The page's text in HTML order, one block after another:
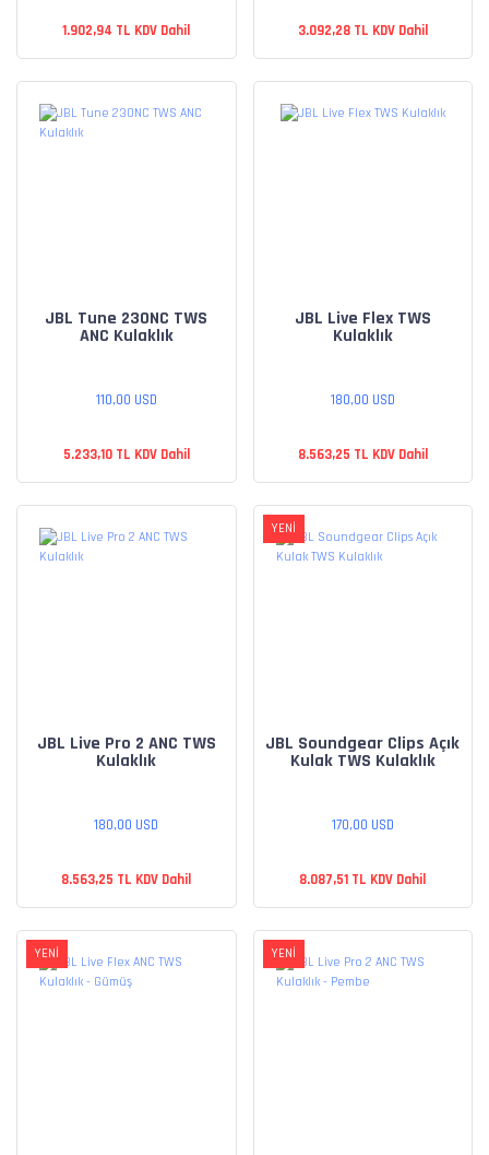
1.902,94 TL KDV Dahil 3.092,28 TL KDV Dahil
JBL Tune 230NC TWS
ANC Kulaklık
110,00 USD
5.233,10 TL KDV Dahil
JBL Live Flex TWS
Kulaklık
180,00 USD
8.563,25 TL KDV Dahil
JBL Live Pro 2 ANC TWS
Kulaklık
180,00 USD
8.563,25 TL KDV Dahil
YENİ
JBL Soundgear Clips Açık
Kulak TWS Kulaklık
170,00 USD
8.087,51 TL KDV Dahil
YENİ YENİ